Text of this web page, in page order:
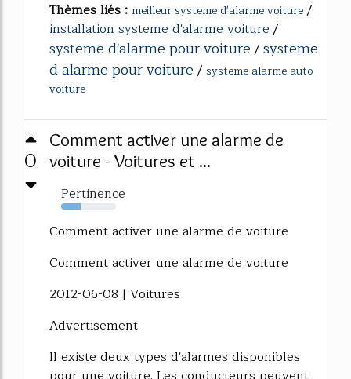
Thèmes liés : meilleur systeme d'alarme voiture/
installation systeme d'alarme voiture/
systeme d'alarme pour voiture/systeme
d alarme pour voiture/ systeme alarme auto
voiture
0
Comment activer une alarme de
voiture - Voitures et ...
Pertinence
35%
Comment activer une alarme de voiture
Comment activer une alarme de voiture
2012-06-08 | Voitures
Advertisement
Il existe deux types d'alarmes disponibles